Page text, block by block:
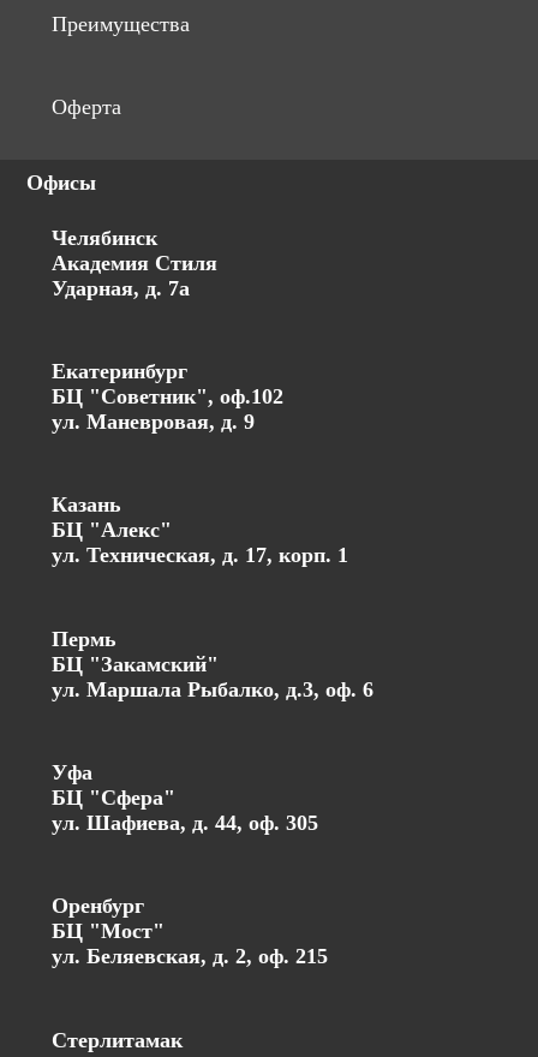
Преимущества
Оферта
Офисы
Челябинск
Академия Стиля
Ударная, д. 7а
Екатеринбург
БЦ "Советник", оф.102
ул. Маневровая, д. 9
Казань
БЦ "Алекс"
ул. Техническая, д. 17, корп. 1
Пермь
БЦ "Закамский"
ул. Маршала Рыбалко, д.3, оф. 6
Уфа
БЦ "Сфера"
ул. Шафиева, д. 44, оф. 305
Оренбург
БЦ "Мост"
ул. Беляевская, д. 2, оф. 215
Стерлитамак